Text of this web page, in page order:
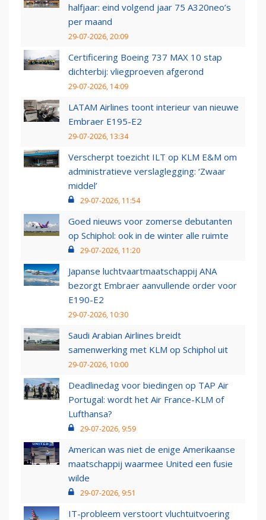
halfjaar: eind volgend jaar 75 A320neo’s
per maand
29-07-2026, 20:09
Certificering Boeing 737 MAX 10 stap
dichterbij: vliegproeven afgerond
29-07-2026, 14:09
LATAM Airlines toont interieur van nieuwe
Embraer E195-E2
29-07-2026, 13:34
Verscherpt toezicht ILT op KLM E&M om
administratieve verslaglegging: ‘Zwaar
middel’
29-07-2026, 11:54
Goed nieuws voor zomerse debutanten
op Schiphol: ook in de winter alle ruimte
29-07-2026, 11:20
Japanse luchtvaartmaatschappij ANA
bezorgt Embraer aanvullende order voor
E190-E2
29-07-2026, 10:30
Saudi Arabian Airlines breidt
samenwerking met KLM op Schiphol uit
29-07-2026, 10:00
Deadlinedag voor biedingen op TAP Air
Portugal: wordt het Air France-KLM of
Lufthansa?
29-07-2026, 9:59
American was niet de enige Amerikaanse
maatschappij waarmee United een fusie
wilde
29-07-2026, 9:51
IT-probleem verstoort vluchtuitvoering